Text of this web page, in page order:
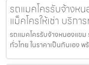
รถแมคโครรับจ้างห
แม็คโครให้เช่า บริก
รถแมคโครรับจ้างหนองแขม
ทั่วไทย ในราคาเป็นกันเอง